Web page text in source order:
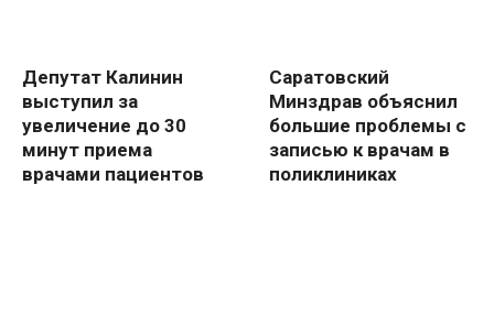
Депутат Калинин
выступил за
увеличение до 30
минут приема
врачами пациентов
Саратовский
Минздрав объяснил
большие проблемы с
записью к врачам в
поликлиниках